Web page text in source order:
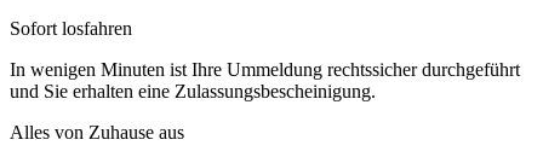
Sofort losfahren
In wenigen Minuten ist Ihre Ummeldung rechtssicher durchgeführt
und Sie erhalten eine Zulassungsbescheinigung.
Alles von Zuhause aus